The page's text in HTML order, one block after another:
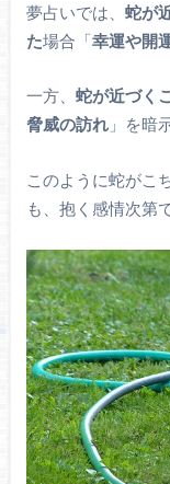
夢占いでは、 蛇が
た場合「幸運や開
一方、 蛇が近づく
脅威の訪れ」を暗
このように蛇がこ
も、抱く感情次第